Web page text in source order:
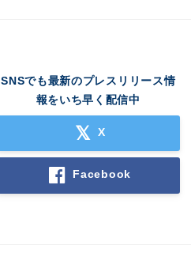
SNSでも最新のプレスリリース情
報をいち早く配信中
X
Facebook